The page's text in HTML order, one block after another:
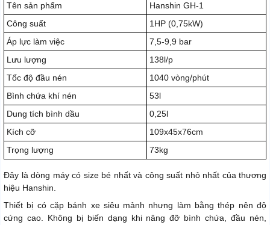
Tên sản phẩm
Hanshin GH-1
Công suất
1HP (0,75kW)
Áp lực làm việc
7,5-9,9 bar
Lưu lượng
138l/p
Tốc độ đầu nén
1040 vòng/phút
Bình chứa khí nén
53l
Dung tích bình dầu
0,25l
Kích cỡ
109x45x76cm
Trọng lượng
73kg
Đây là dòng máy có size bé nhất và công suất nhỏ nhất của thương
hiệu Hanshin.
Thiết bị có cặp bánh xe siêu mảnh nhưng làm bằng thép nên độ
cứng cao. Không bị biến dạng khi nâng đỡ bình chứa, đầu nén,